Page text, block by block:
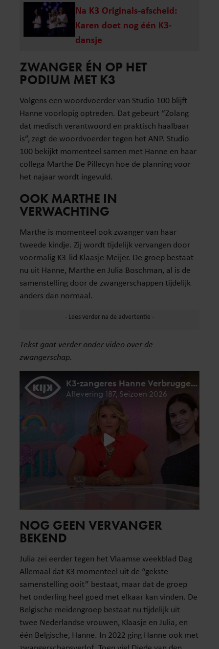
Na K3 Originals-afscheid:
Karen doet nog één K3-
dansje
ZWANGER ÉN OP HET
PODIUM MET K3
Volgens een woordvoerder van Studio 100 blijft
Hanne voorlopig optreden. Dat gebeurt “Zolang
dat medisch verantwoord en praktisch haalbaar
is”, zegt de woordvoerder tegen het ANP. Studio
100 bekijkt momenteel samen met Hanne en haar
collega Marthe De Pillecyn hoe de planning voor
het najaar wordt ingevuld.
OOK MARTHE IN
VERWACHTING
Marthe is momenteel ook zwanger van haar
tweede kindje. Zij wordt tijdelijk vervangen door
voormalig K3-lid Klaasje Meijer. De groep bestaat
nu uit Hanne, Marthe en Julia Boschman, al is de
samenstelling door de zwangerschappen tijdelijk
anders dan normaal.
Tekst gaat verder onder video over de
zwangerschap.
NOG GEEN VERVANGER
BEKEND
Julia zei eerder tegen het Vlaamse weekblad Dag
Allemaal dat K3 momenteel uit de “gekste
samenstelling ooit” bestaat, maar dat de groep
het onderling heel goed met elkaar kan vinden. De
Belgische meidengroep bestaat nu tijdelijk uit
twee Nederlandse vrouwen, Klaasje en Julia, en
één Belgische, Hanne. In 2022 ging Hanne ook met